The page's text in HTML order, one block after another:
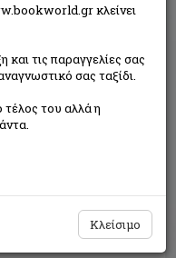
Η τιμή μας:
δυνατότητα παραγγελίας
κλείνει
και τις παραγγελίες σας
σας ταξίδι.
τέλος του αλλά η
Κλείσιμο